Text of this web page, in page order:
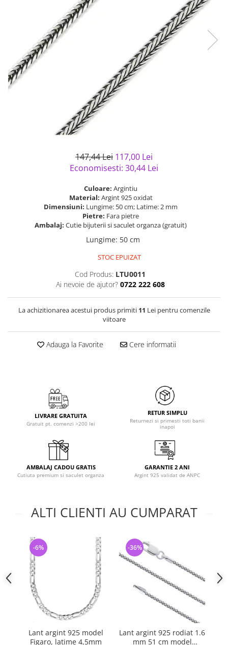
Bijuterii argint placat cu aur
Bijuterii argint cu diverse
materiale
Bijuterii argint cu murano
Bijuterii gotice si rock
Bijuterii Handmade
Bijuterii fantezie
Casete si cutii de bijuterii
147,44 Lei 117,00 Lei
Economisesti: 30,44 Lei
Culoare: Argintiu
Material: Argint 925 oxidat
Dimensiuni: Lungime: 50 cm; Latime: 2 mm
Pietre: Fara pietre
Ambalaj: Cutie bijuterii si saculet organza (gratuit)
Lungime: 50 cm
STOC EPUIZAT
Cod Produs: LTU0011
Ai nevoie de ajutor? 0722 222 608
La achizitionarea acestui produs primiti 11 Lei pentru comenzile
viitoare
Adauga la Favorite Cere informatii
LIVRARE GRATUITA
Gratuit pt. comenzi >200 lei
RETUR SIMPLU
Returnezi si primesti toti banii
inapoi
AMBALAJ CADOU GRATIS
Cutiuta premium si saculet organza
GARANTIE 2 ANI
Argint 925 validat de ANPC
ALTI CLIENTI AU CUMPARAT
Lant argint 925 model
Figaro, latime 4,5mm
-6%
Lant argint 925 rodiat 1.6
mm 51 cm model
-36%